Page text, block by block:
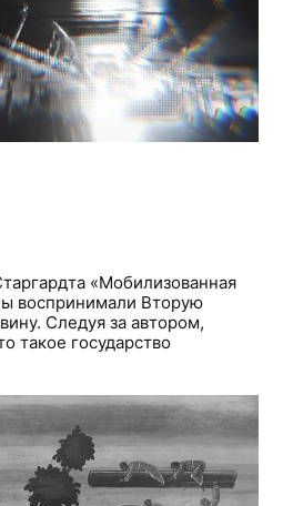
«Мобилизованная
воспринимали Вторую
Следуя за автором,
такое государство